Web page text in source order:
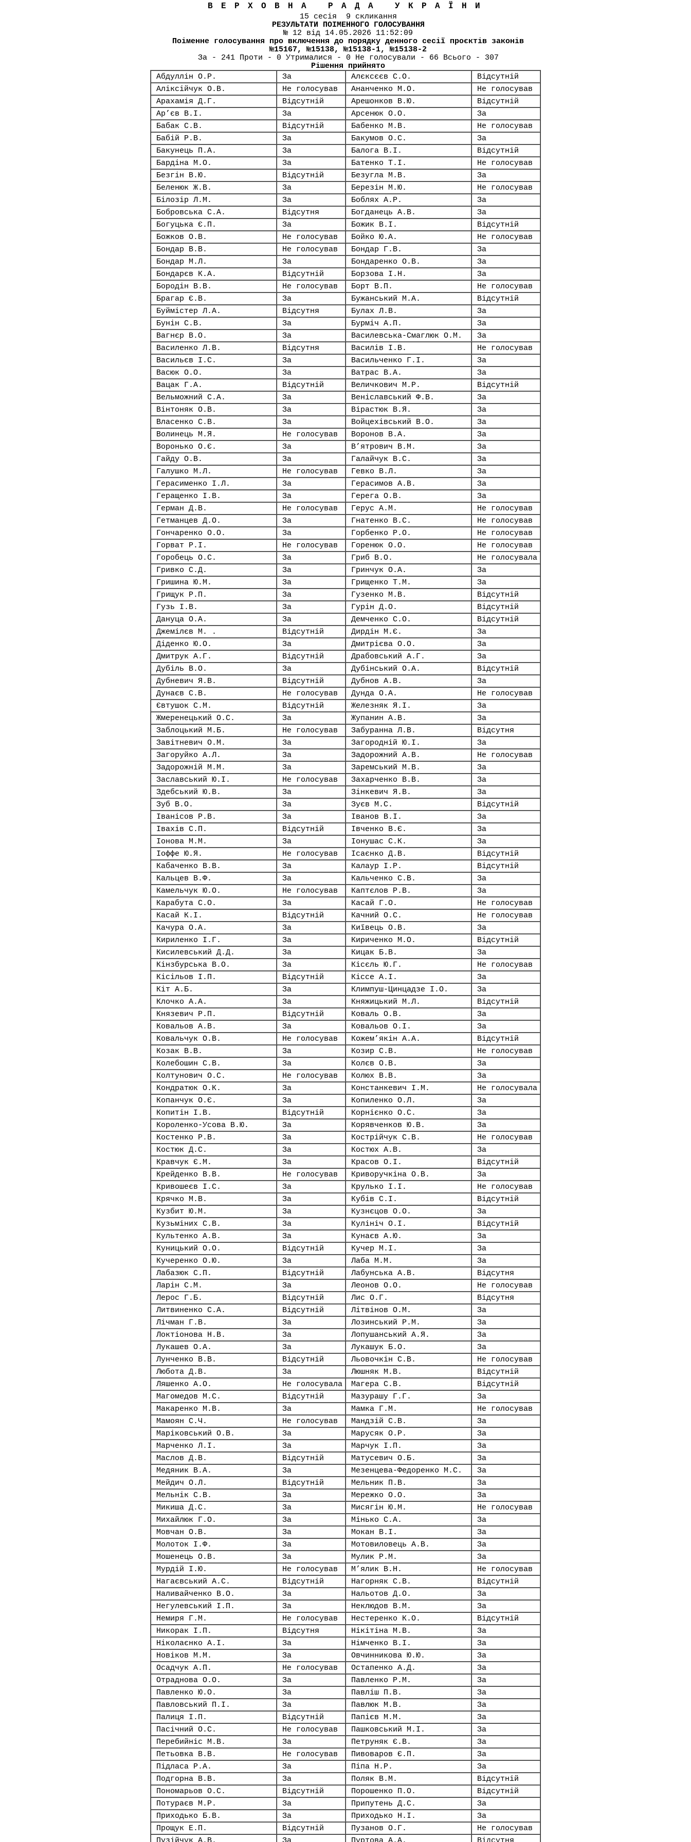
ВЕРХОВНА РАДА УКРАЇНИ
15 сесія 9 скликання
РЕЗУЛЬТАТИ ПОІМЕННОГО ГОЛОСУВАННЯ
№ 12 від 14.05.2026 11:52:09
Поіменне голосування про включення до порядку денного сесії проєктів законів
№15167, №15138, №15138-1, №15138-2
За - 241 Проти - 0 Утрималися - 0 Не голосували - 66 Всього - 307
Рішення прийнято
Абдуллін О.Р.
За Алєксєєв С.О.
Відсутній
Аліксійчук О.В.
Не голосував Ананченко М.О.
Не голосував
Арахамія Д.Г.
Відсутній Арешонков В.Ю.
Відсутній
Ар’єв В.І.
За Арсенюк О.О.
За
Бабак С.В.
Відсутній Бабенко М.В.
Не голосував
Бабій Р.В.
За Бакумов О.С.
За
Бакунець П.А.
За Балога В.І.
Відсутній
Бардіна М.О.
За Батенко Т.І.
Не голосував
Безгін В.Ю.
Відсутній Безугла М.В.
За
Беленюк Ж.В.
За Березін М.Ю.
Не голосував
Білозір Л.М.
За Боблях А.Р.
За
Бобровська С.А.
Відсутня Богданець А.В.
За
Богуцька Є.П.
За Божик В.І.
Відсутній
Божков О.В.
Не голосував Бойко Ю.А.
Не голосував
Бондар В.В.
Не голосував Бондар Г.В.
За
Бондар М.Л.
За Бондаренко О.В.
За
Бондарєв К.А.
Відсутній Борзова І.Н.
За
Бородін В.В.
Не голосував Борт В.П.
Не голосував
Брагар Є.В.
За Бужанський М.А.
Відсутній
Буймістер Л.А.
Відсутня Булах Л.В.
За
Бунін С.В.
За Бурміч А.П.
За
Вагнєр В.О.
За Василевська-Смаглюк О.М.
За
Василенко Л.В.
Відсутня Василів І.В.
Не голосував
Васильєв І.С.
За Васильченко Г.І.
За
Васюк О.О.
За Ватрас В.А.
За
Вацак Г.А.
Відсутній Величкович М.Р.
Відсутній
Вельможний С.А.
За Веніславський Ф.В.
За
Вінтоняк О.В.
За Вірастюк В.Я.
За
Власенко С.В.
За Войцехівський В.О.
За
Волинець М.Я.
Не голосував Воронов В.А.
За
Воронько О.Є.
За В’ятрович В.М.
За
Гайду О.В.
За Галайчук В.С.
За
Галушко М.Л.
Не голосував Гевко В.Л.
За
Герасименко І.Л.
За Герасимов А.В.
За
Геращенко І.В.
За Герега О.В.
За
Герман Д.В.
Не голосував Герус А.М.
Не голосував
Гетманцев Д.О.
За Гнатенко В.С.
Не голосував
Гончаренко О.О.
За Горбенко Р.О.
Не голосував
Горват Р.І.
Не голосував Горенюк О.О.
Не голосував
Горобець О.С.
За Гриб В.О.
Не голосувала
Гривко С.Д.
За Гринчук О.А.
За
Гришина Ю.М.
За Грищенко Т.М.
За
Грищук Р.П.
За Гузенко М.В.
Відсутній
Гузь І.В.
За Гурін Д.О.
Відсутній
Дануца О.А.
За Демченко С.О.
Відсутній
Джемілєв М. .
Відсутній Дирдін М.Є.
За
Діденко Ю.О.
За Дмитрієва О.О.
За
Дмитрук А.Г.
Відсутній Драбовський А.Г.
За
Дубіль В.О.
За Дубінський О.А.
Відсутній
Дубневич Я.В.
Відсутній Дубнов А.В.
За
Дунаєв С.В.
Не голосував Дунда О.А.
Не голосував
Євтушок С.М.
Відсутній Железняк Я.І.
За
Жмеренецький О.С.
За Жупанин А.В.
За
Заблоцький М.Б.
Не голосував Забуранна Л.В.
Відсутня
Завітневич О.М.
За Загородній Ю.І.
За
Загоруйко А.Л.
За Задорожний А.В.
Не голосував
Задорожній М.М.
За Заремський М.В.
За
Заславський Ю.І.
Не голосував Захарченко В.В.
За
Здебський Ю.В.
За Зінкевич Я.В.
За
Зуб В.О.
За Зуєв М.С.
Відсутній
Іванісов Р.В.
За Іванов В.І.
За
Івахів С.П.
Відсутній Івченко В.Є.
За
Іонова М.М.
За Іонушас С.К.
За
Іоффе Ю.Я.
Не голосував Ісаєнко Д.В.
Відсутній
Кабаченко В.В.
За Калаур І.Р.
Відсутній
Кальцев В.Ф.
За Кальченко С.В.
За
Камельчук Ю.О.
Не голосував Каптєлов Р.В.
За
Карабута С.О.
За Касай Г.О.
Не голосував
Касай К.І.
Відсутній Качний О.С.
Не голосував
Качура О.А.
За Київець О.В.
За
Кириленко І.Г.
За Кириченко М.О.
Відсутній
Кисилевський Д.Д.
За Кицак Б.В.
За
Кінзбурська В.О.
За Кісєль Ю.Г.
Не голосував
Кісільов І.П.
Відсутній Кіссе А.І.
За
Кіт А.Б.
За Климпуш-Цинцадзе І.О.
За
Клочко А.А.
За Княжицький М.Л.
Відсутній
Князевич Р.П.
Відсутній Коваль О.В.
За
Ковальов А.В.
За Ковальов О.І.
За
Ковальчук О.В.
Не голосував Кожем’якін А.А.
Відсутній
Козак В.В.
За Козир С.В.
Не голосував
Колебошин С.В.
За Колєв О.В.
За
Колтунович О.С.
Не голосував Колюх В.В.
За
Кондратюк О.К.
За Констанкевич І.М.
Не голосувала
Копанчук О.Є.
За Копиленко О.Л.
За
Копитін І.В.
Відсутній Корнієнко О.С.
За
Короленко-Усова В.Ю.
За Корявченков Ю.В.
За
Костенко Р.В.
За Кострійчук С.В.
Не голосував
Костюк Д.С.
За Костюх А.В.
За
Кравчук Є.М.
За Красов О.І.
Відсутній
Крейденко В.В.
Не голосував Криворучкіна О.В.
За
Кривошеєв І.С.
За Крулько І.І.
Не голосував
Крячко М.В.
За Кубів С.І.
Відсутній
Кузбит Ю.М.
За Кузнєцов О.О.
За
Кузьміних С.В.
За Кулініч О.І.
Відсутній
Культенко А.В.
За Кунаєв А.Ю.
За
Куницький О.О.
Відсутній Кучер М.І.
За
Кучеренко О.Ю.
За Лаба М.М.
За
Лабазюк С.П.
Відсутній Лабунська А.В.
Відсутня
Ларін С.М.
За Леонов О.О.
Не голосував
Лерос Г.Б.
Відсутній Лис О.Г.
Відсутня
Литвиненко С.А.
Відсутній Літвінов О.М.
За
Лічман Г.В.
За Лозинський Р.М.
За
Локтіонова Н.В.
За Лопушанський А.Я.
За
Лукашев О.А.
За Лукашук Б.О.
За
Лунченко В.В.
Відсутній Льовочкін С.В.
Не голосував
Любота Д.В.
За Люшняк М.В.
Відсутній
Ляшенко А.О.
Не голосувала Магера С.В.
Відсутній
Магомедов М.С.
Відсутній Мазурашу Г.Г.
За
Макаренко М.В.
За Мамка Г.М.
Не голосував
Мамоян С.Ч.
Не голосував Мандзій С.В.
За
Маріковський О.В.
За Марусяк О.Р.
За
Марченко Л.І.
За Марчук І.П.
За
Маслов Д.В.
Відсутній Матусевич О.Б.
За
Медяник В.А.
За Мезенцева-Федоренко М.С.
За
Мейдич О.Л.
Відсутній Мельник П.В.
За
Мельнік С.В.
За Мережко О.О.
За
Микиша Д.С.
За Мисягін Ю.М.
Не голосував
Михайлюк Г.О.
За Мінько С.А.
За
Мовчан О.В.
За Мокан В.І.
За
Молоток І.Ф.
За Мотовиловець А.В.
За
Мошенець О.В.
За Мулик Р.М.
За
Мурдій І.Ю.
Не голосував М’ялик В.Н.
Не голосував
Нагаєвський А.С.
Відсутній Нагорняк С.В.
Відсутній
Наливайченко В.О.
За Нальотов Д.О.
За
Негулевський І.П.
За Неклюдов В.М.
За
Немиря Г.М.
Не голосував Нестеренко К.О.
Відсутній
Никорак І.П.
Відсутня Нікітіна М.В.
За
Ніколаєнко А.І.
За Німченко В.І.
За
Новіков М.М.
За Овчинникова Ю.Ю.
За
Осадчук А.П.
Не голосував Остапенко А.Д.
За
Отраднова О.О.
За Павленко Р.М.
За
Павленко Ю.О.
За Павліш П.В.
За
Павловський П.І.
За Павлюк М.В.
За
Палиця І.П.
Відсутній Папієв М.М.
За
Пасічний О.С.
Не голосував Пашковський М.І.
За
Перебийніс М.В.
За Петруняк Є.В.
За
Петьовка В.В.
Не голосував Пивоваров Є.П.
За
Підласа Р.А.
За Піпа Н.Р.
За
Подгорна В.В.
За Поляк В.М.
Відсутній
Пономарьов О.С.
Відсутній Порошенко П.О.
Відсутній
Потураєв М.Р.
За Припутень Д.С.
За
Приходько Б.В.
За Приходько Н.І.
За
Прощук Е.П.
Відсутній Пузанов О.Г.
Не голосував